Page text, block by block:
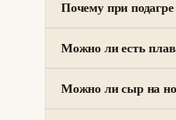
Почему при
Можно ли есть
Можно ли сыр на